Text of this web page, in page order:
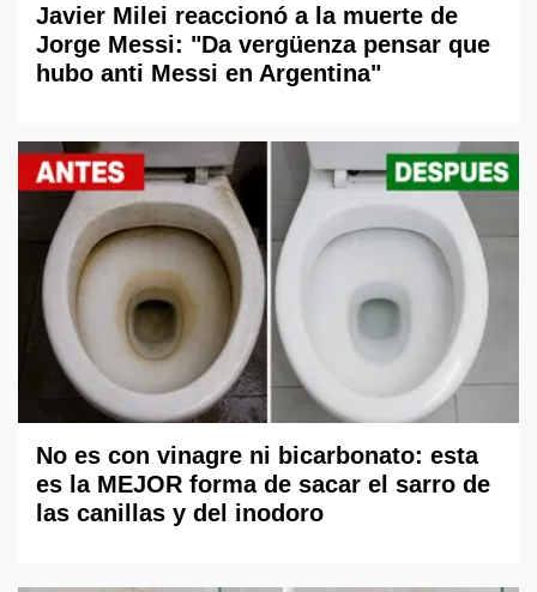
Javier Milei reaccionó a la muerte de
Jorge Messi: "Da vergüenza pensar que
hubo anti Messi en Argentina"
No es con vinagre ni bicarbonato: esta
es la MEJOR forma de sacar el sarro de
las canillas y del inodoro